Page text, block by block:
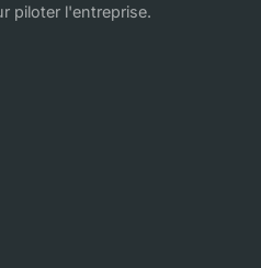
piloter l'entreprise.